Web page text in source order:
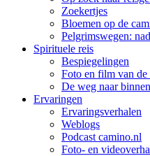
Zoekertjes
Bloemen op de
Pelgrimswegen:
Spirituele reis
Bespiegelingen
Foto en film van de
De weg naar
Ervaringen
Ervaringsverhalen
Weblogs
Podcast camino.nl
Foto- en